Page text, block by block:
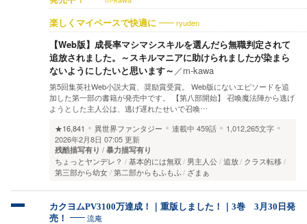
楽しくマイペースで快適に ryuden
【Web版】成長率マシマシスキルを選んだら無職判定されて
追放されました。～スキルマニアに助けられましたが染まら
ないようにしたいと思います～ ／m-kawa
第5回集英社Web小説大賞、奨励賞受賞。 Web版にないエピソードを追
加した第一部の書籍が発売中です。 【第八部開始】 召喚魔法陣から逃げ
ようとした主人公は、逃げ遅れたせいで召喚…
★16,841
異世界ファンタジー 連載中 459話
1,012,265文字
2026年2月8日 07:05 更新
残酷描写有り 暴力描写有り
ちょっとヤンデレ？ 基本的には無双 男主人公 追放 クラス転移
第三部から幼女 第二部からもふもふ ざまぁ
カクヨムPV3100万達成！｜重版しました！｜3巻 3月30日発
売！
流庵